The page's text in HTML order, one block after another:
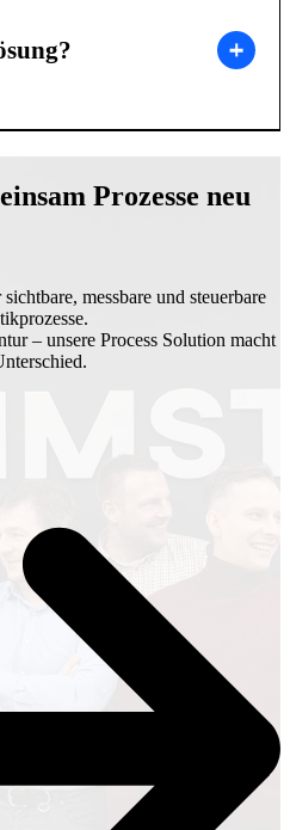
Prozesse neu
messbare und steuerbare
– unsere Process Solution macht